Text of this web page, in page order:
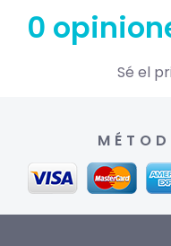
0
Sé el